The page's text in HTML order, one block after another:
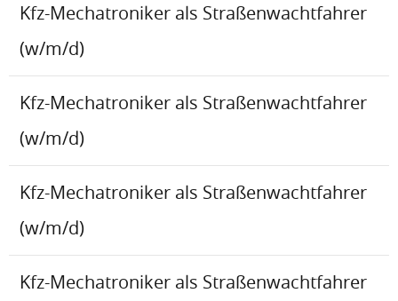
Kfz-Mechatroniker als Straßenwachtfahrer
(w/m/d)
Kfz-Mechatroniker als Straßenwachtfahrer
(w/m/d)
Kfz-Mechatroniker als Straßenwachtfahrer
(w/m/d)
Kfz-Mechatroniker als Straßenwachtfahrer